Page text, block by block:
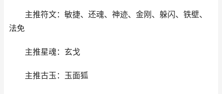
主推符文：敏捷、还魂、神迹、金刚、躲闪、铁壁、
法免
主推星魂：玄戈
主推古玉：玉面狐